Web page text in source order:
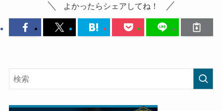
よかったらシェアしてね！